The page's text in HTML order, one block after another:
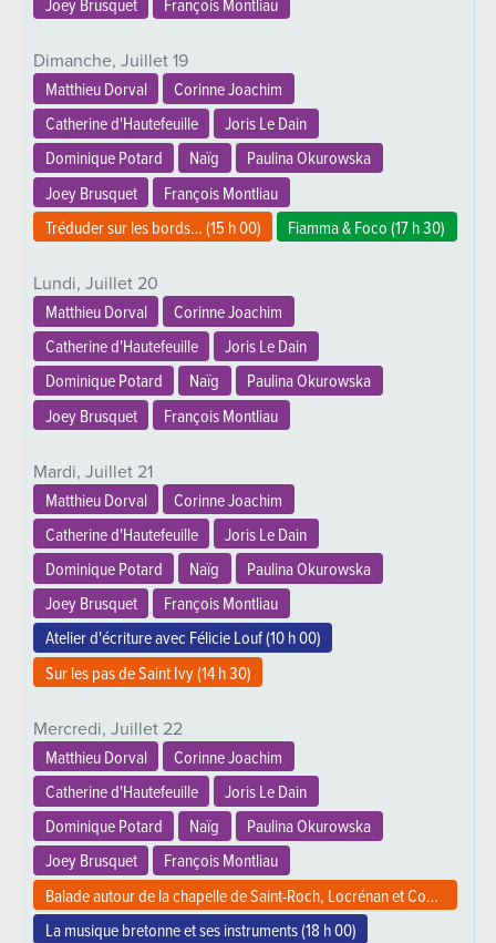
Dimanche, Juillet19
Matthieu Dorval
Corinne Joachim
Catherine d'Hautefeuille
Joris Le Dain
Dominique Potard
Naïg
Paulina Okurowska
Joey Brusquet
François Montliau
Tréduder sur les bords… (15 h 00) Fiamma & Foco (17 h 30)
Lundi, Juillet 20
Matthieu Dorval
Corinne Joachim
Catherine d'Hautefeuille
Joris Le Dain
Dominique Potard
Naïg
Paulina Okurowska
Joey Brusquet
François Montliau
Mardi, Juillet 21
Matthieu Dorval
Corinne Joachim
Catherine d'Hautefeuille
Joris Le Dain
Dominique Potard
Naïg
Paulina Okurowska
Joey Brusquet
François Montliau
Atelier d'écriture avec Félicie Louf (10 h 00)
Sur les pas de Saint Ivy (14 h 30)
Mercredi, Juillet 22
Matthieu Dorval
Corinne Joachim
Catherine d'Hautefeuille
Joris Le Dain
Dominique Potard
Naïg
Paulina Okurowska
Joey Brusquet
François Montliau
Balade autour de la chapelle de Saint-Roch, Locrénan et Coat Caric (
La musique bretonne et ses instruments (18 h 00)